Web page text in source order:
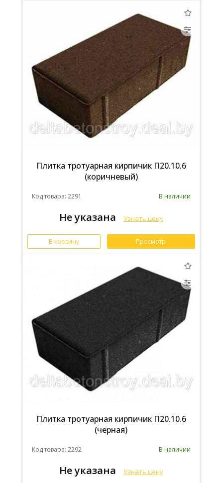
Плитка тротуарная кирпичик П20.10.6
(коричневый)
Код товара: 2291 В наличии
Не указана Узнать цену
В корзину Просмотр
Плитка тротуарная кирпичик П20.10.6
(черная)
Код товара: 2292 В наличии
Не указана Узнать цену